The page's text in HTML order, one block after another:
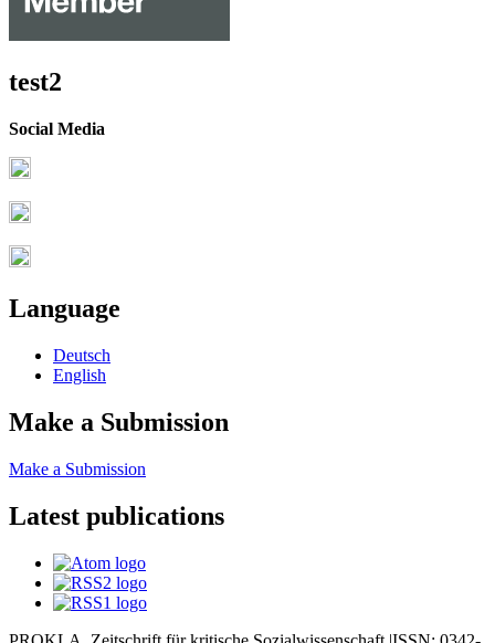
test2
Social Media
Language
Deutsch
English
Make a Submission
Make a Submission
Latest publications